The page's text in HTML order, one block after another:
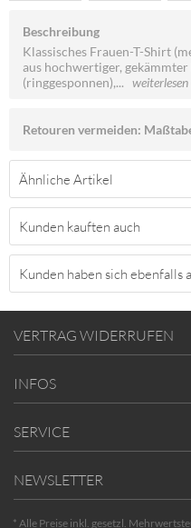
Beschreibung
Klassisches Frauen-T-Shirt
aus hochwertiger,
(ringgesponnen),... weiterlesen
Retouren vermeiden:
Ähnliche Artikel
Kunden kauften auch
Kunden haben sich ebenfalls
VERTRAG WIDERRUFEN
INFOS
SERVICE
NEWSLETTER
* Alle Preise inkl. gesetzl.